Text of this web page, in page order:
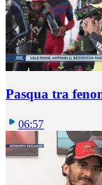
Pasqua tra
06:57